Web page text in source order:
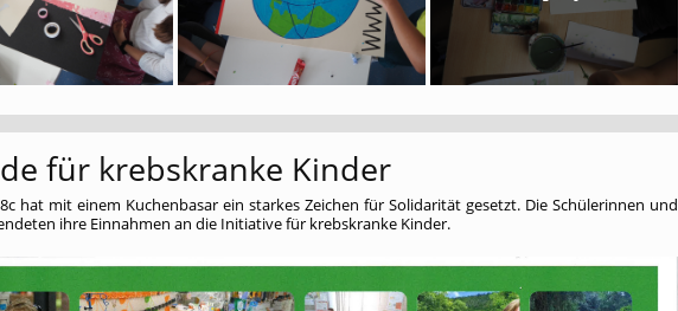
für krebskranke Kinder
8c hat mit einem Kuchenbasar ein starkes Zeichen für Solidarität gesetzt. Die Schülerinnen und
ihre Einnahmen an die Initiative für krebskranke Kinder.